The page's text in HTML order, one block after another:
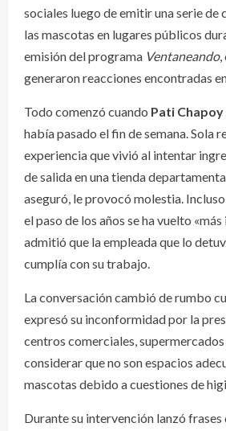
sociales luego de emitir una serie
las mascotas en lugares públicos
emisión del programa Ventaneando,
generaron reacciones encontradas
Todo comenzó cuando Pati Chapoy
había pasado el fin de semana. Sola
experiencia que vivió al intentar
de salida en una tienda
aseguró, le provocó molestia.
el paso de los años se ha vuelto
admitió que la empleada que lo
cumplía con su trabajo.
La conversación cambió de rumbo
expresó su inconformidad por la
centros comerciales,
considerar que no son espacios
mascotas debido a cuestiones de
Durante su intervención lanzó